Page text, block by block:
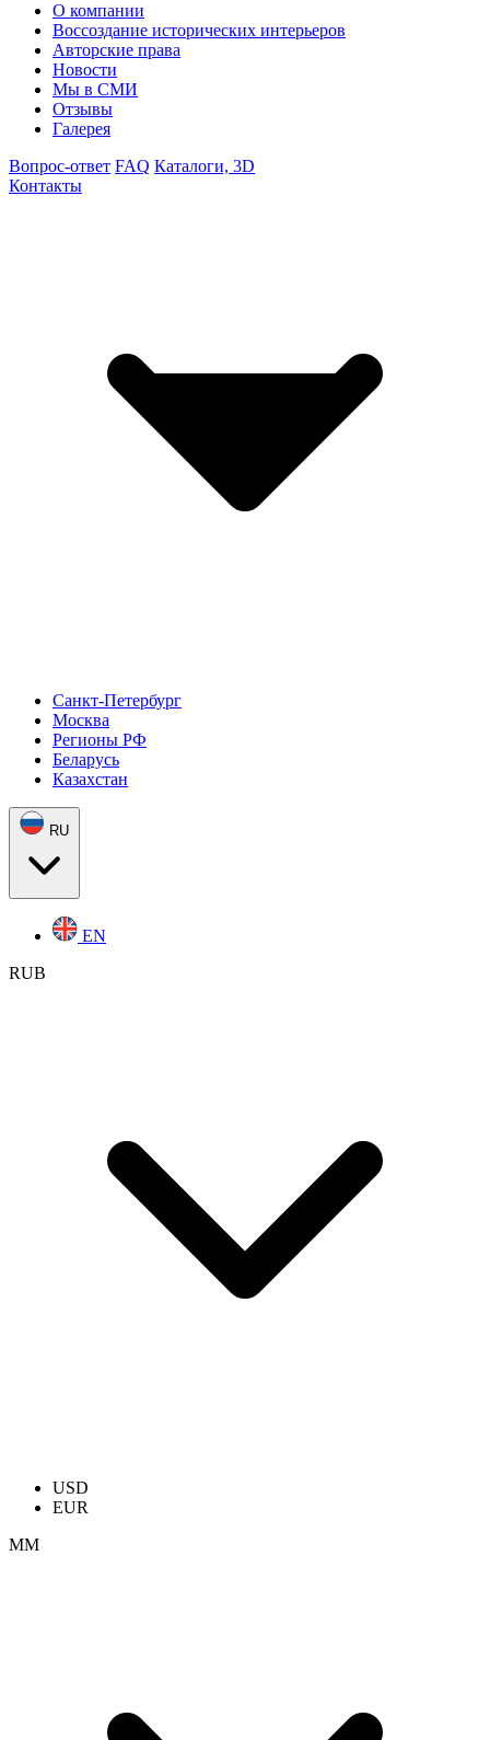
О компании
Воссоздание исторических интерьеров
Авторские права
Новости
Мы в СМИ
Отзывы
Галерея
Вопрос-ответ FAQ Каталоги, 3D
Контакты
Санкт-Петербург
Москва
Регионы РФ
Беларусь
Казахстан
RU
EN
RUB
USD
EUR
ММ